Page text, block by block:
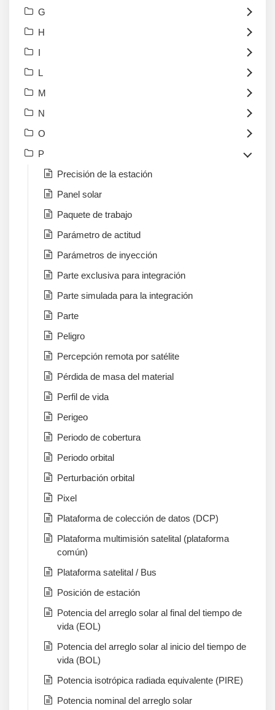
G
H
I
L
M
N
O
P
Precisión de la estación
Panel solar
Paquete de trabajo
Parámetro de actitud
Parámetros de inyección
Parte exclusiva para integración
Parte simulada para la integración
Parte
Peligro
Percepción remota por satélite
Pérdida de masa del material
Perfil de vida
Perigeo
Periodo de cobertura
Periodo orbital
Perturbación orbital
Pixel
Plataforma de colección de datos (DCP)
Plataforma multimisión satelital (plataforma
común)
Plataforma satelital / Bus
Posición de estación
Potencia del arreglo solar al final del tiempo de
vida (EOL)
Potencia del arreglo solar al inicio del tiempo de
vida (BOL)
Potencia isotrópica radiada equivalente (PIRE)
Potencia nominal del arreglo solar